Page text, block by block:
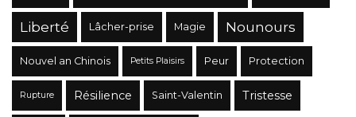
Liberté Lâcher-prise Magie Nounours
Nouvel an Chinois Petits Plaisirs Peur Protection
Rupture Résilience Saint-Valentin Tristesse